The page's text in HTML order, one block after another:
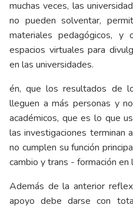
muchas veces, las
no pueden solventar,
materiales pedagógicos, y
espacios virtuales para
en las universidades.
én, que los resultados de
lleguen a más personas y
académicos, que es lo que
las investigaciones terminan
no cumplen su función
cambio y trans - formación en
Además de la anterior
apoyo debe darse con